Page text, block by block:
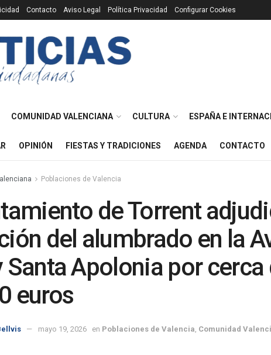
Contacto Aviso Legal Política Privacidad Configurar Cookies
COMUNIDAD VALENCIANA CULTURA ESPAÑA E
OPINIÓN FIESTAS Y TRADICIONES AGENDA CONTACTO
Poblaciones de Valencia
de Torrent
del alumbrado en la
Santa Apolonia por cerca
euros
mayo 19, 2026 en Poblaciones de Valencia Comunidad